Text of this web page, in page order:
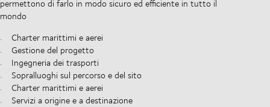
permettono di farlo in modo sicuro ed efficiente in tutto il
mondo
Charter marittimi e aerei
Gestione del progetto
Ingegneria dei trasporti
Sopralluoghi sul percorso e del sito
Charter marittimi e aerei
Servizi a origine e a destinazione